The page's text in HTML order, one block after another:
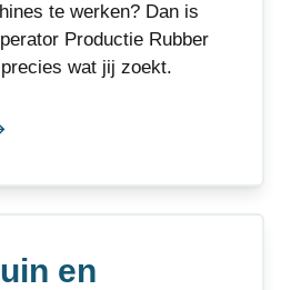
te werken? Dan is
Productie Rubber
wat jij zoekt.
en